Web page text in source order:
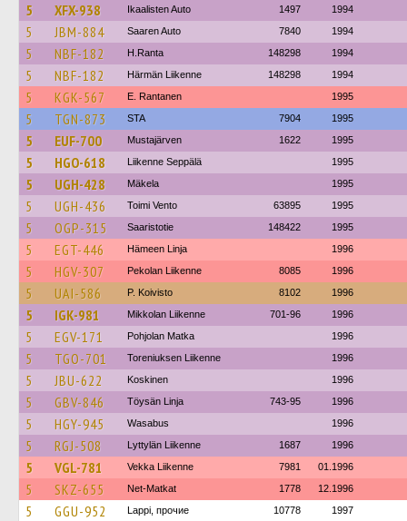
5 XFX-938 Ikaalisten Auto 1497 1994
5 JBM-884 Saaren Auto 7840 1994
5 NBF-182 H.Ranta 148298 1994
5 NBF-182 Härmän Liikenne 148298 1994
5 KGK-567 E. Rantanen 1995
5 TGN-873 STA 7904 1995
5 EUF-700 Mustajärven 1622 1995
5 HGO-618 Liikenne Seppälä 1995
5 UGH-428 Mäkela 1995
5 UGH-436 Toimi Vento 63895 1995
5 OGP-315 Saaristotie 148422 1995
5 EGT-446 Hämeen Linja 1996
5 HGV-307 Pekolan Liikenne 8085 1996
5 UAI-586 P. Koivisto 8102 1996
5 IGK-981 Mikkolan Liikenne 701-96 1996
5 EGV-171 Pohjolan Matka 1996
5 TGO-701 Toreniuksen Liikenne 1996
5 JBU-622 Koskinen 1996
5 GBV-846 Töysän Linja 743-95 1996
5 HGY-945 Wasabus 1996
5 RGJ-508 Lyttylän Liikenne 1687 1996
5 VGL-781 Vekka Liikenne 7981 01.1996
5 SKZ-655 Net-Matkat 1778 12.1996
5 GGU-952 Lappi, прочие 10778 1997